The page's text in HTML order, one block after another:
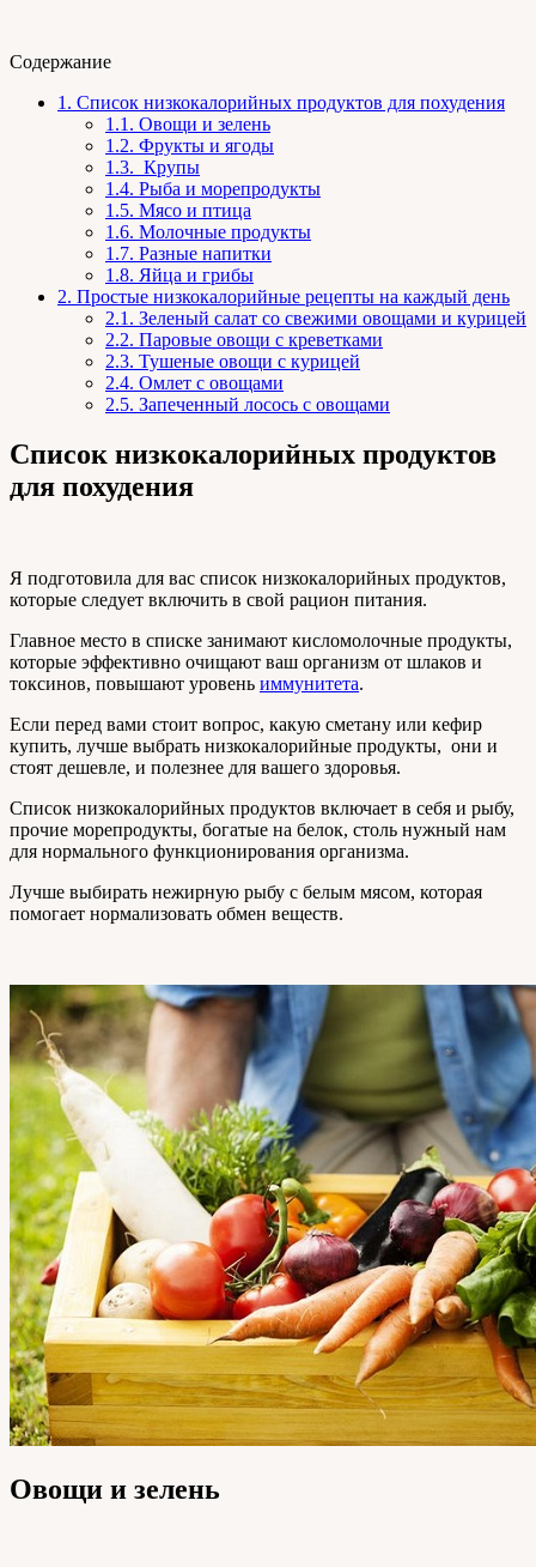
Содержание
1. Список низкокалорийных продуктов для похудения
1.1. Овощи и зелень
1.2. Фрукты и ягоды
1.3. Крупы
1.4. Рыба и морепродукты
1.5. Мясо и птица
1.6. Молочные продукты
1.7. Разные напитки
1.8. Яйца и грибы
2. Простые низкокалорийные рецепты на каждый день
2.1. Зеленый салат со свежими овощами и курицей
2.2. Паровые овощи с креветками
2.3. Тушеные овощи с курицей
2.4. Омлет с овощами
2.5. Запеченный лосось с овощами
Список низкокалорийных продуктов
для похудения
Я подготовила для вас список низкокалорийных продуктов,
которые следует включить в свой рацион питания.
Главное место в списке занимают кисломолочные продукты,
которые эффективно очищают ваш организм от шлаков и
токсинов, повышают уровень иммунитета.
Если перед вами стоит вопрос, какую сметану или кефир
купить, лучше выбрать низкокалорийные продукты, они и
стоят дешевле, и полезнее для вашего здоровья.
Список низкокалорийных продуктов включает в себя и рыбу,
прочие морепродукты, богатые на белок, столь нужный нам
для нормального функционирования организма.
Лучше выбирать нежирную рыбу с белым мясом, которая
помогает нормализовать обмен веществ.
Овощи и зелень